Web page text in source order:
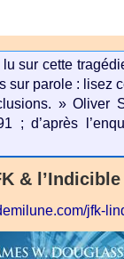
sur cette
sur parole : lisez
» Oliver
; d’après
& l’Indicible
jfk-